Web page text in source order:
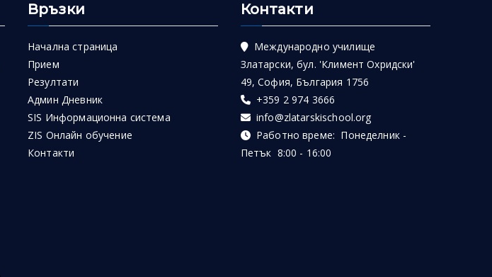
Връзки
Начална страница
Прием
Резултати
Админ Дневник
SIS Информационна система
ZIS Онлайн обучение
Контакти
Контакти
Международно училище
Златарски, бул. 'Климент Охридски'
49, София, България 1756
+359 2 974 3666
info@zlatarskischool.org
Работно време: Понеделник -
Петък 8:00 - 16:00